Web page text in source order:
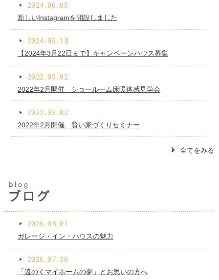
2024.06.05
新しいInstagramを開設しました
2024.03.18
【2024年3月22日まで】キャンペーンハウス募集
2022.03.02
2022年2月開催 ショールーム床暖体感見学会
2022.03.02
2022年2月開催 賢い家づくりセミナー
全てをみる
2026.08.01
ガレージ・イン・ハウスの魅力
2026.07.30
「遠のくマイホームの夢」とお思いの方へ